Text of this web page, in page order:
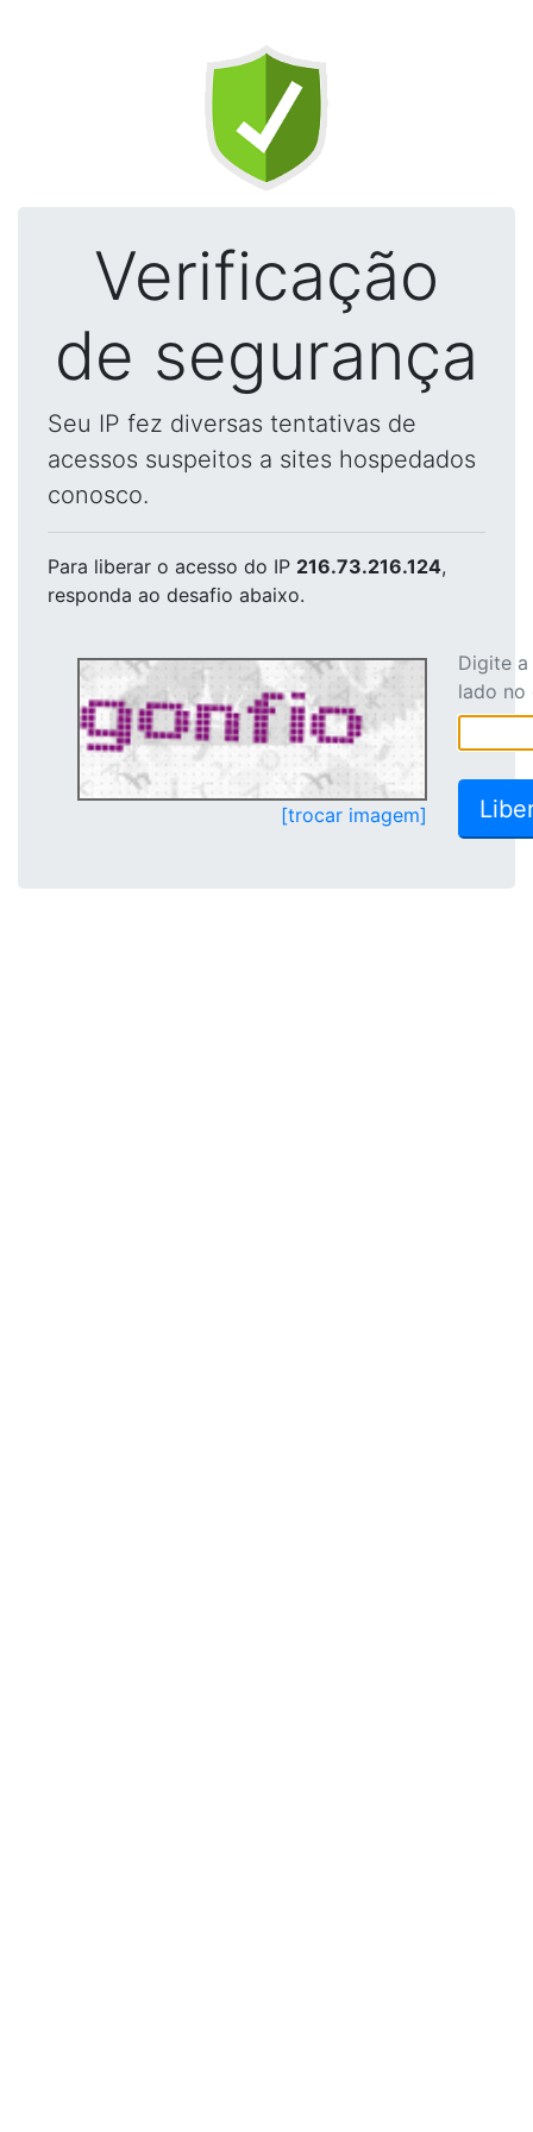
Verificação
de segurança
Seu IP fez diversas tentativas de
acessos suspeitos a sites hospedados
conosco.
Para liberar o acesso do IP 216.73.216.124,
responda ao desafio abaixo.
[trocar imagem]
Digite
lado no